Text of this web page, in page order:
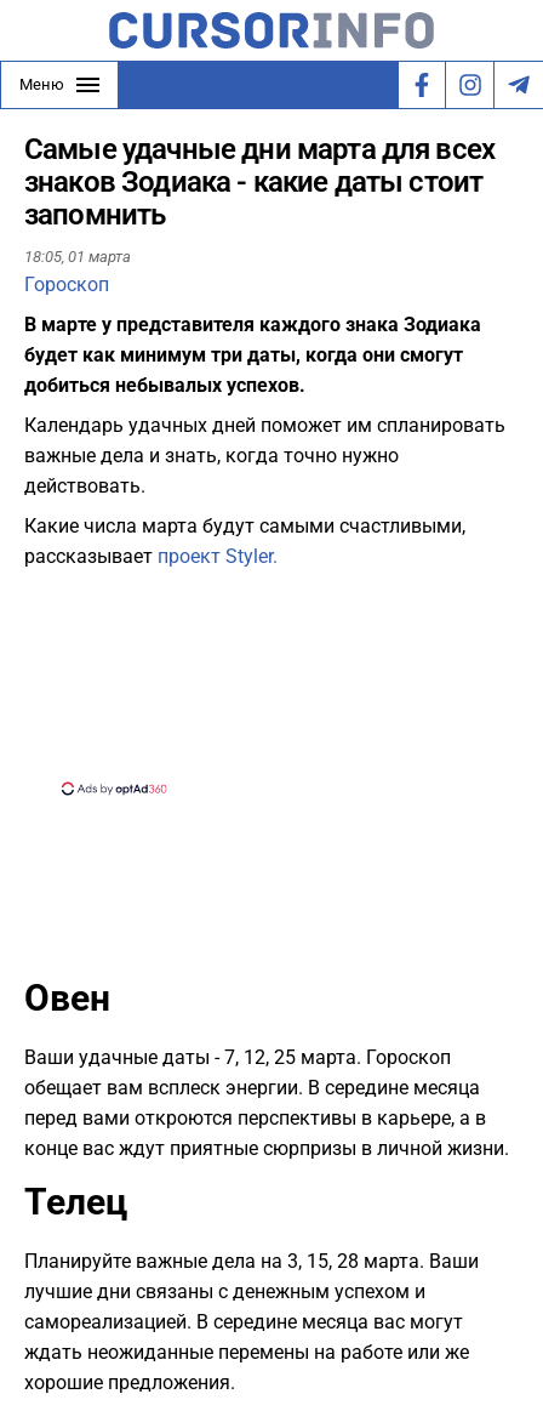
Меню
Cамые удачные дни марта для всех
знаков Зодиака - какие даты стоит
запомнить
18:05, 01 марта
Гороскоп
В марте у представителя каждого знака Зодиака
будет как минимум три даты, когда они смогут
добиться небывалых успехов.
Календарь удачных дней поможет им спланировать
важные дела и знать, когда точно нужно
действовать.
Какие числа марта будут самыми счастливыми,
рассказывает проект Styler.
Овен
Ваши удачные даты - 7, 12, 25 марта. Гороскоп
обещает вам всплеск энергии. В середине месяца
перед вами откроются перспективы в карьере, а в
конце вас ждут приятные сюрпризы в личной жизни.
Телец
Планируйте важные дела на 3, 15, 28 марта. Ваши
лучшие дни связаны с денежным успехом и
самореализацией. В середине месяца вас могут
ждать неожиданные перемены на работе или же
хорошие предложения.